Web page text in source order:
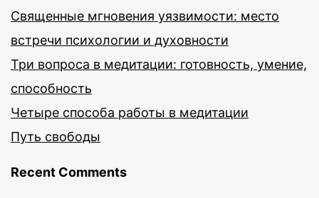
Священные мгновения уязвимости: место
встречи психологии и духовности
Три вопроса в медитации: готовность, умение,
способность
Четыре способа работы в медитации
Путь свободы
Recent Comments